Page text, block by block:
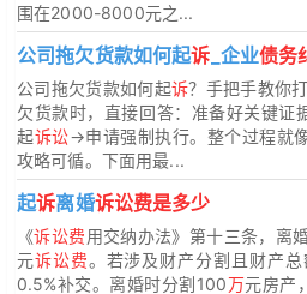
围在2000-8000元之...
公司拖欠货款如何起诉 _企业债务
公司拖欠货款如何起诉？手把手教你
欠货款时，直接回答：准备好关键
起诉讼→申请强制执行。整个过程就
攻略可循。下面用最...
起诉离婚诉讼费是多少
《诉讼费用交纳办法》第十三条，离
元诉讼费。若涉及财产分割且财产
0.5%补交。离婚时分割100万元房产